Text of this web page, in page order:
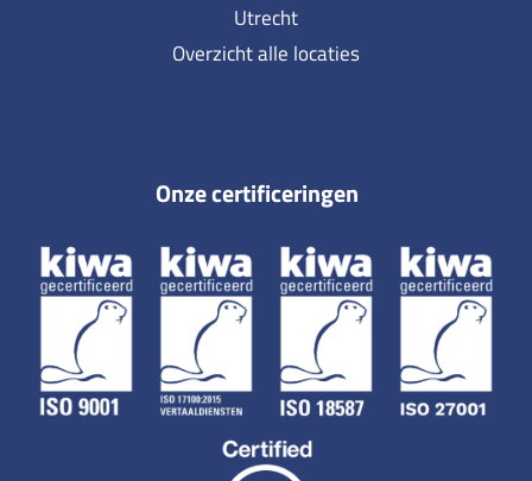
Utrecht
Overzicht alle locaties
Onze certificeringen